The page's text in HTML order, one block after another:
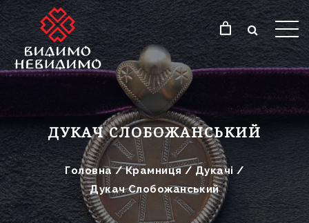
ДУКАЧ СЛОБОЖАНСЬКИЙ
Головна/Крамниця/ Дукачі /
Дукач Слобожанський